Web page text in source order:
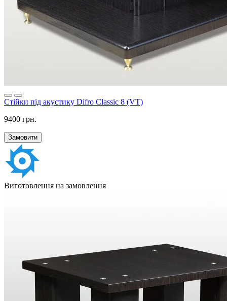
Стійки під акустику Difro Classic 8 (VT)
9400 грн.
Замовити
Виготовлення на замовлення